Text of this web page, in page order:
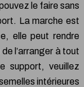
le faire sans
La marche est
elle peut rendre
l’arranger à tout
support, veuillez
intérieures